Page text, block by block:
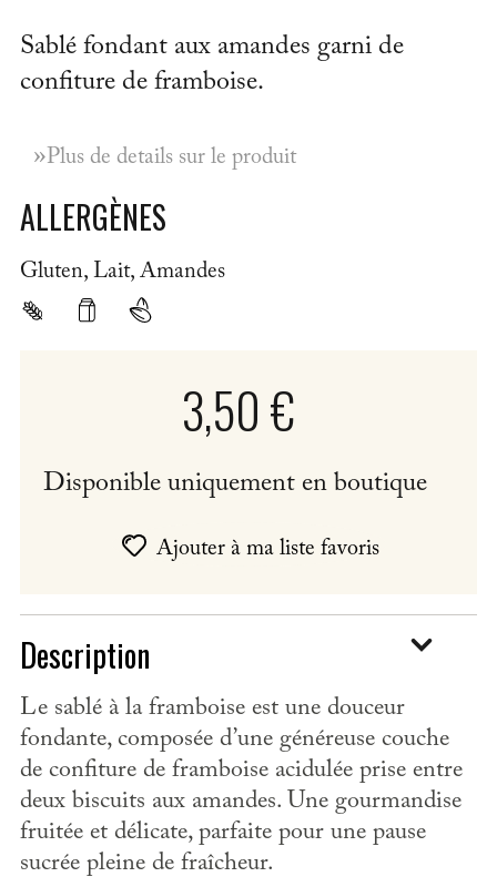
Sablé fondant aux amandes garni de
confiture de framboise.
»Plus de details sur le produit
ALLERGÈNES
Gluten, Lait, Amandes
3,50 €
Disponible uniquement en boutique
Ajouter à ma liste favoris
Description
Le sablé à la framboise est une douceur
fondante, composée d’une généreuse couche
de confiture de framboise acidulée prise entre
deux biscuits aux amandes. Une gourmandise
fruitée et délicate, parfaite pour une pause
sucrée pleine de fraîcheur.